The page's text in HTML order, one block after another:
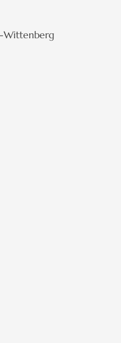
Wittenberg